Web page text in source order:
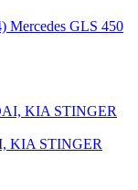
Mercedes GLS 450
KIA STINGER